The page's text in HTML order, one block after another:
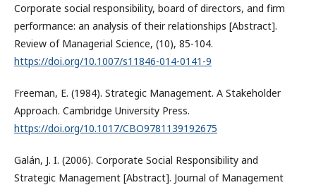
Corporate social responsibility, board of directors, and firm
performance: an analysis of their relationships [Abstract].
Review of Managerial Science, (10), 85-104.
https://doi.org/10.1007/s11846-014-0141-9
Freeman, E. (1984). Strategic Management. A Stakeholder
Approach. Cambridge University Press.
https://doi.org/10.1017/CBO9781139192675
Galán, J. I. (2006). Corporate Social Responsibility and
Strategic Management [Abstract]. Journal of Management